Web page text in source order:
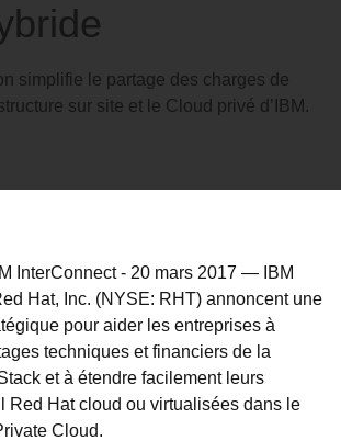
simplifie le partage des charges de
sur site et le Cloud privé d’IBM.
InterConnect- 20 mars 2017 — IBM
Hat, Inc. (NYSE: RHT) annoncent une
pour aider les entreprises à
techniques et financiers de la
et à étendre facilement leurs
Red Hat cloud ou virtualisées dans le
Cloud.